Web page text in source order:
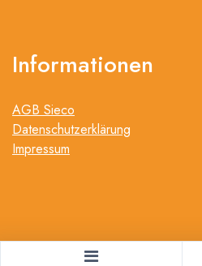
Informationen
AGB Sieco
Datenschutzerklärung
Impressum